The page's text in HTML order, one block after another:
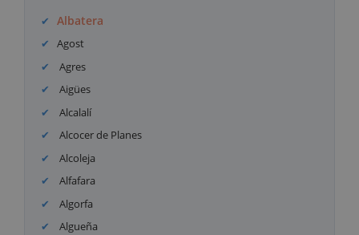
Albatera
Agost
Agres
Aigües
Alcalalí
Alcocer de Planes
Alcoleja
Alfafara
Algorfa
Algueña